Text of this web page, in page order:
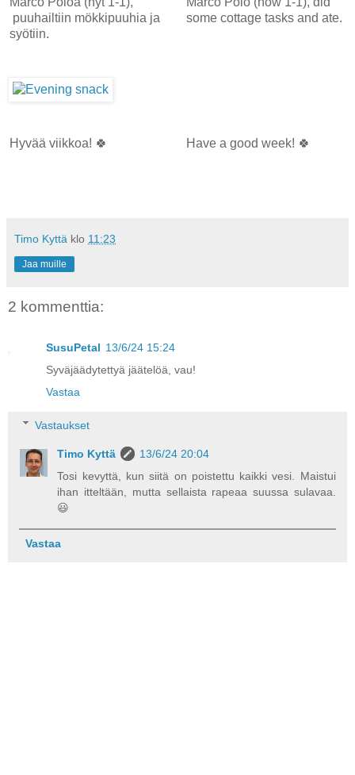
puuhailtiin mökkipuuhia ja
syötiin.
some cottage tasks and ate.
Hyvää viikkoa! 🍀 Have a good week! 🍀
Timo Kyttä klo 11:23
Jaa muille
2 kommenttia:
SusuPetal 13/6/24 15:24
Syväjäädytettyä jäätelöä, vau!
Vastaa
Vastaukset
Timo Kyttä
13/6/24 20:04
Tosi kevyttä, kun siitä on poistettu kaikki vesi. Maistui
ihan itteltään, mutta sellaista rapeaa suussa sulavaa.
😃
Vastaa